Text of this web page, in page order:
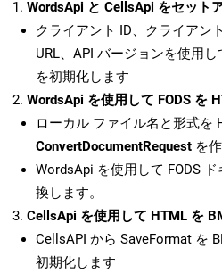
WordsApi と CellsApi をセット
クライアント ID、クライアン
URL、API バージョンを使用し
を初期化します
WordsApi を使用して FODS を
ローカル ファイル名と形式を
ConvertDocumentRequest を
WordsApi を使用して FODS
換します。
CellsApi を使用して HTML を
CellsAPI から SaveFormat を
初期化します